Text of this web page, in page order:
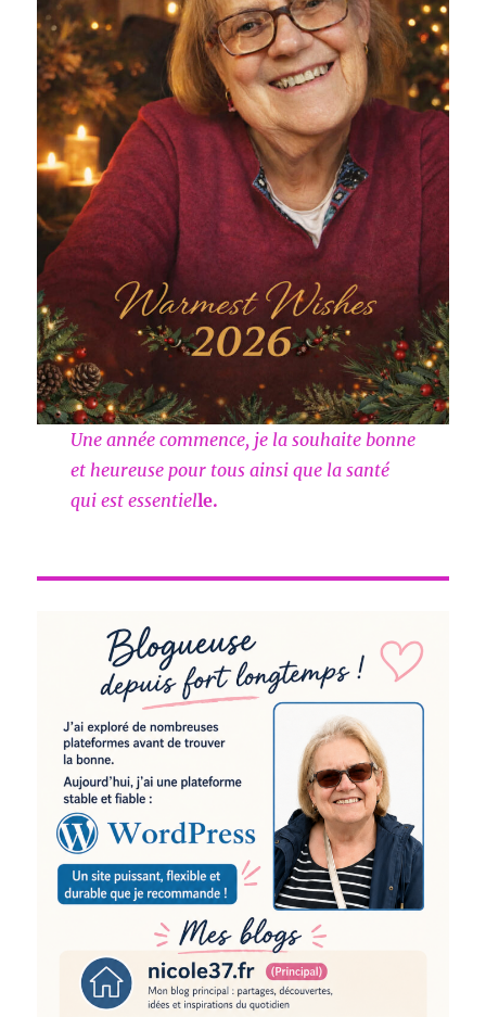
Une année commence, je la souhaite bonne
et heureuse pour tous ainsi que la santé
qui est essentielle.